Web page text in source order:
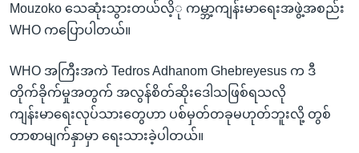
ရန်Mouzoko သေဆုံးသွားတယ်လိ့ု ကမ္ဘာ့ကျန်းမာရေးအဖွဲ့အစည်း
WHO ကပြောပါတယ်။
WHO အကြီးအကဲ Tedros Adhanom Ghebreyesus က ဒီ
တိုက်ခိုက်မှုအတွက် အလွန်စိတ်ဆိုးဒေါသဖြစ်ရသလို
ကျန်းမာရေးလုပ်သားတွေဟာ ပစ်မှတ်တခုမဟုတ်ဘူးလို့ တွစ်
တာစာမျက်နှာမှာ ရေးသားခဲ့ပါတယ်။